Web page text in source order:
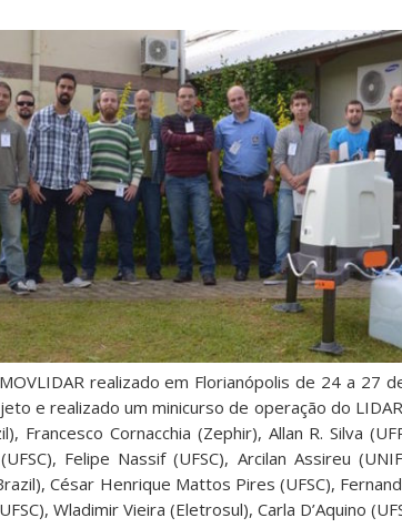
realizado em Florianópolis de 24 a 27
e realizado um minicurso de operação do
Francesco Cornacchia (Zephir), Allan R. Silva
Felipe Nassif (UFSC), Arcilan Assireu
César Henrique Mattos Pires (UFSC),
Wladimir Vieira (Eletrosul), Carla D’Aquino